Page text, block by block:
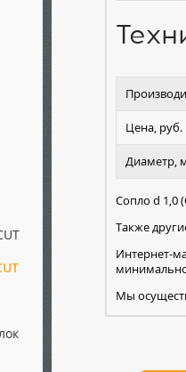
Цена, руб.
Диаметр,
Сопло d 1,0
Также
Интернет-
Мы